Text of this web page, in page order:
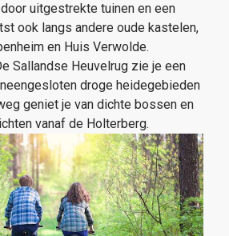
uitgestrekte tuinen en een
ook langs andere oude kastelen,
en Huis Verwolde.
Sallandse Heuvelrug zie je een
droge heidegebieden
geniet je van dichte bossen en
vanaf de Holterberg.